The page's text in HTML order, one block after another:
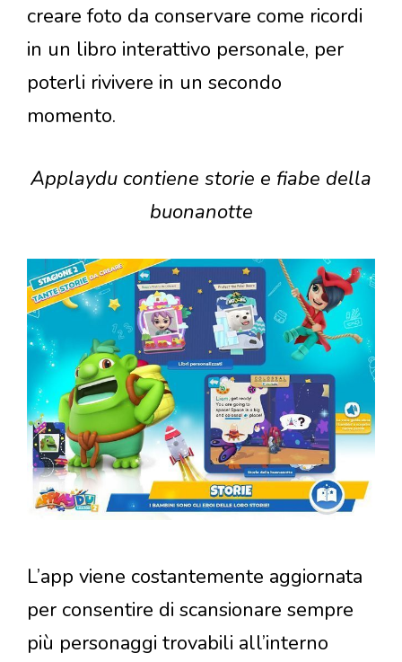
creare foto da conservare come ricordi
in un libro interattivo personale, per
poterli rivivere in un secondo
momento.
Applaydu contiene storie e fiabe della
buonanotte
L’app viene costantemente aggiornata
per consentire di scansionare sempre
più personaggi trovabili all’interno